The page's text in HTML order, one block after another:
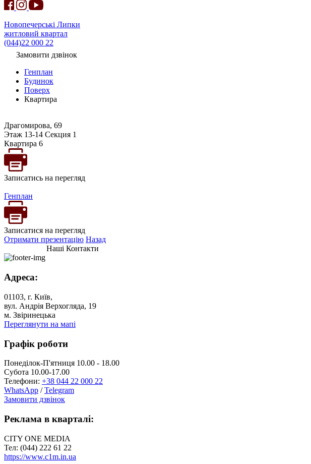
Новопечерські Липки
житловий квартал
(044)22 000 22
Замовити дзвінок
Генплан
Будинок
Поверх
Квартира
Драгомирова, 69
Этаж 13-14 Секция 1
Квартира 6
Записатись на перегляд
Генплан
Записатися на перегляд
Отримати презентацію Назад
Наші Контакти
Адреса:
01103, г. Київ,
вул. Андрія Верхогляда, 19
м. Звіринецька
Переглянути на мапі
Графік роботи
Понеділок-П'ятниця 10.00 - 18.00
Субота 10.00-17.00
Телефони: +38 044 22 000 22
WhatsApp /Telegram
Замовити дзвінок
Реклама в кварталі:
CITY ONE MEDIA
Тел: (044) 222 61 22
https://www.c1m.in.ua